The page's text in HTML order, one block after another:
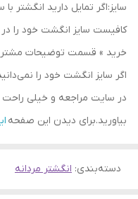
سایز:اگر تمایل دارید انگشتر
کافیست سایز انگشت خود را
خرید » قسمت توضیحات
اگر سایز انگشت خود را
در سایت مراجعه و خیلی
بیاورید.برای دیدن این صفحه
دسته‌بندی: انگشتر مردانه